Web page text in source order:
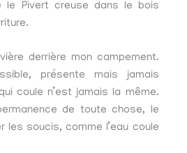
le Pivert creuse dans le bois
derrière mon campement.
présente mais jamais
coule n’est jamais la même.
de toute chose, le
les soucis, comme l’eau coule